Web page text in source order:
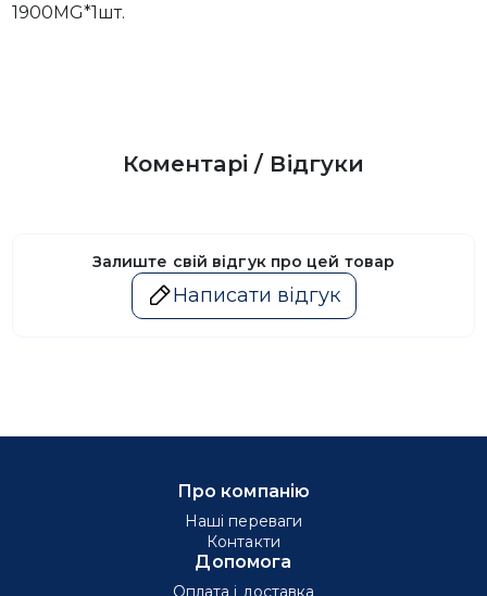
1900MG*1шт.
Коментарі / Відгуки
Залиште свій відгук про цей товар
Написати відгук
Про компанію
Наші переваги
Контакти
Допомога
Оплата і доставка